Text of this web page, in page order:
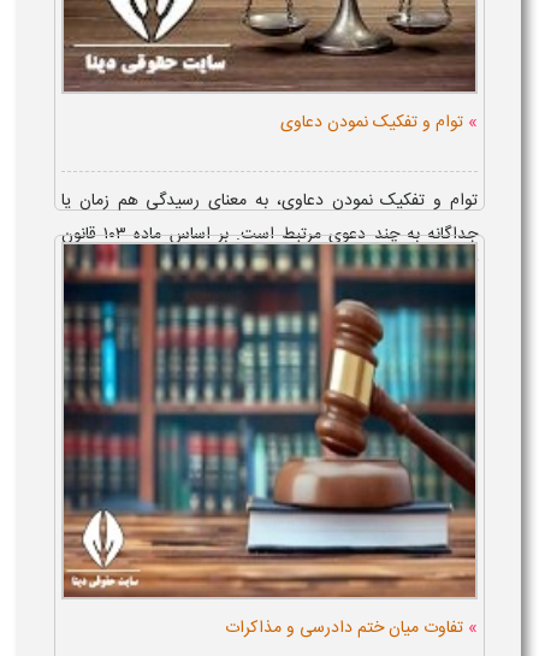
» توام و تفکیک نمودن دعاوی
توام و تفکیک نمودن دعاوی، به معنای رسیدگی هم زمان یا
جداگانه به چند دعوی مرتبط است. بر اساس ماده ۱۰۳ قانون
آیین دادرسی مدنی، مهم ترین شرط رسیدگی توامان، ارتباط
کامل میان دعاوی می باشد. ...
» تفاوت میان ختم دادرسی و مذاکرات